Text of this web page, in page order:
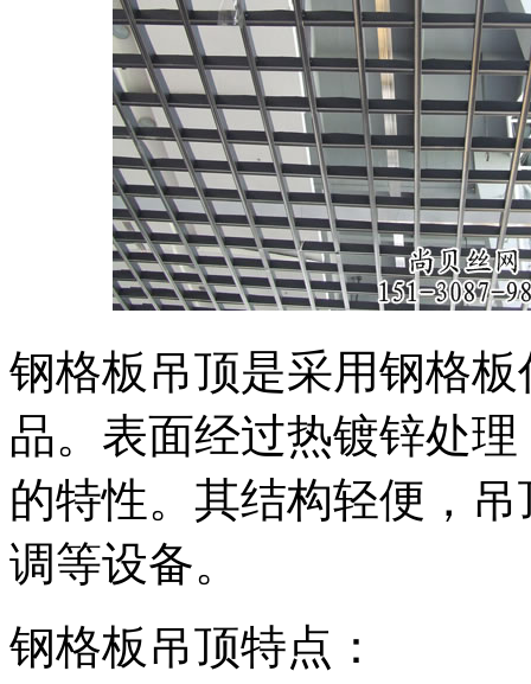
钢格板吊顶是采用钢格
品。表面经过热镀锌处
的特性。其结构轻便，
调等设备。
钢格板吊顶特点：